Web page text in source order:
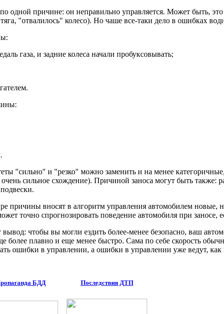
одной причине: он неправильно управляется. Может быть,
"отвалилось" колесо). Но чаше все-таки дело в ошибках
газа, и задние колеса начали пробуксовывать;
"сильно" и "резко" можно заменить и на менее
сильное схождение). Причиной заноса могут быть также:
причины вносят в алгоритм управления автомобилем
точно спрогнозировать поведение автомобиля при
вывод: чтобы вы могли ездить более-менее безопасно, ваш
более плавно и еще менее быстро. Сама по себе скорость
ошибки в управлении, а ошибки в управлении уже ведут,
БДД Последствия ДТП